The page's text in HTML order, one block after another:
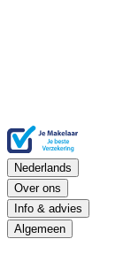
Nederlands
Over ons
Info & advies
Algemeen